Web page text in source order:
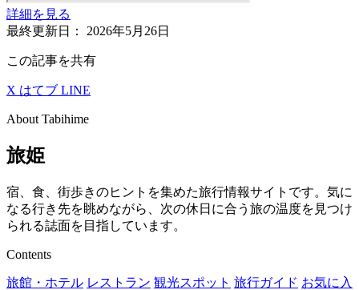
詳細を見る
最終更新日： 2026年5月26日
この記事を共有
X はてブ LINE
About Tabihime
旅姫
宿、食、街歩きのヒントを集めた旅行情報サイトです。気に
なる行き先を眺めながら、次の休日に合う旅の温度を見つけ
られる誌面を目指しています。
Contents
旅館・ホテル レストラン 観光スポット 旅行ガイド お気に入